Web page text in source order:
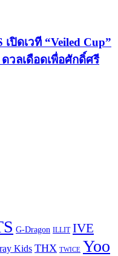
เปิดเวที “Veiled Cup”
วลเดือดเพื่อศักดิ์ศรี
G-Dragon ILLIT IVE
Kids THX TWICE Yoo